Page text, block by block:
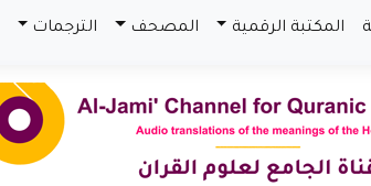
المكتبة الرقمية المصحف الترجمات